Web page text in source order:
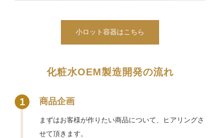
小ロット容器はこちら
化粧水OEM製造開発の流れ
1 商品企画
まずはお客様が作りたい商品について、ヒアリングさ
せて頂きます。